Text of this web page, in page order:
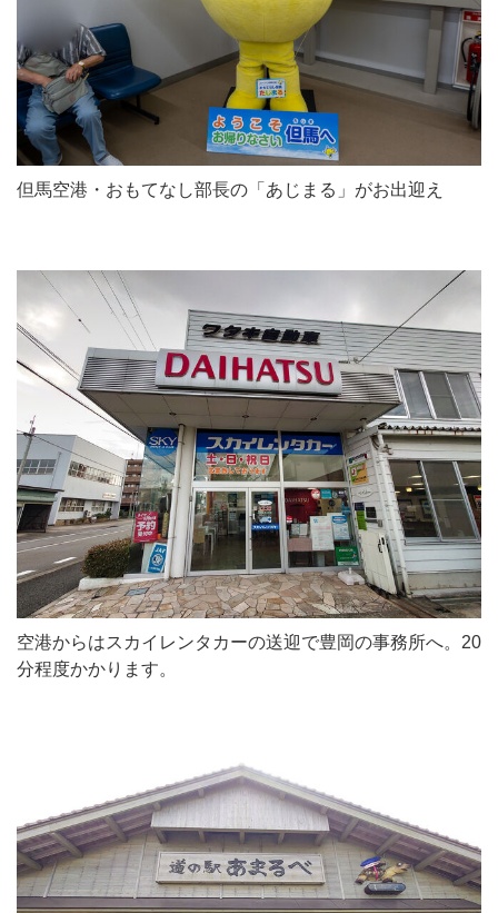
但馬空港・おもてなし部長の「あじまる」がお出迎え
空港からはスカイレンタカーの送迎で豊岡の事務所へ。20
分程度かかります。